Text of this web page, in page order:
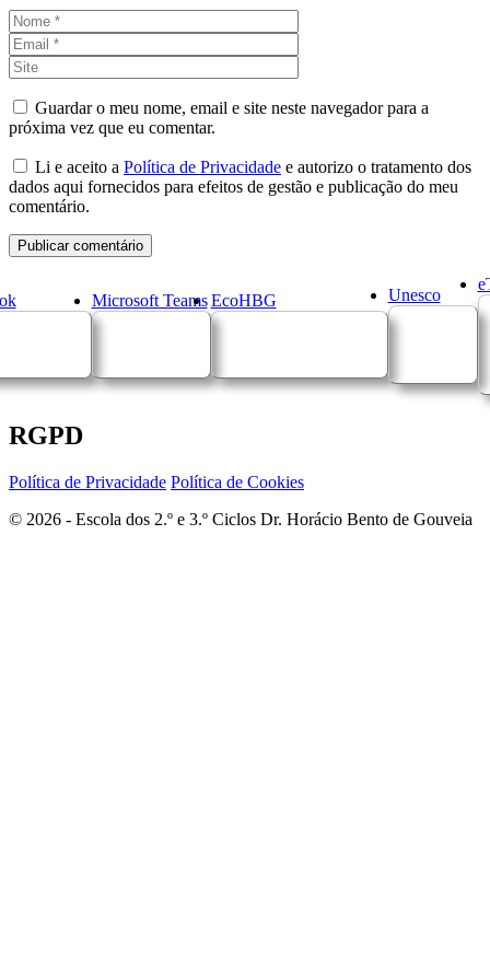
Nome
Guardar o meu nome, email e site neste navegador para a
próxima vez que eu comentar.
Li e aceito a Política de Privacidade e autorizo o tratamento dos
dados aqui fornecidos para efeitos de gestão e publicação do meu
comentário.
Microsoft Teams EcoHBG Unesco
RGPD
Política de Privacidade Política de Cookies
© 2026 - Escola dos 2.º e 3.º Ciclos Dr. Horácio Bento de Gouveia